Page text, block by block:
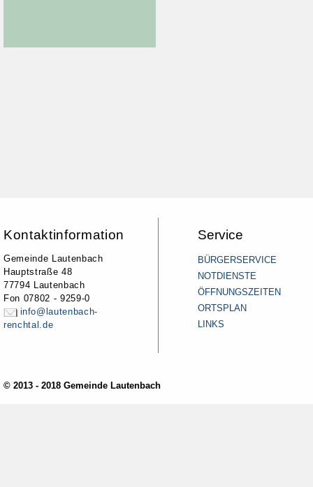
Kontaktinformation
Gemeinde Lautenbach
Hauptstraße 48
77794 Lautenbach
Fon 07802 - 9259-0
info@lautenbach-
renchtal.de
Service
BÜRGERSERVICE
NOTDIENSTE
ÖFFNUNGSZEITEN
ORTSPLAN
LINKS
© 2013 - 2018 Gemeinde Lautenbach